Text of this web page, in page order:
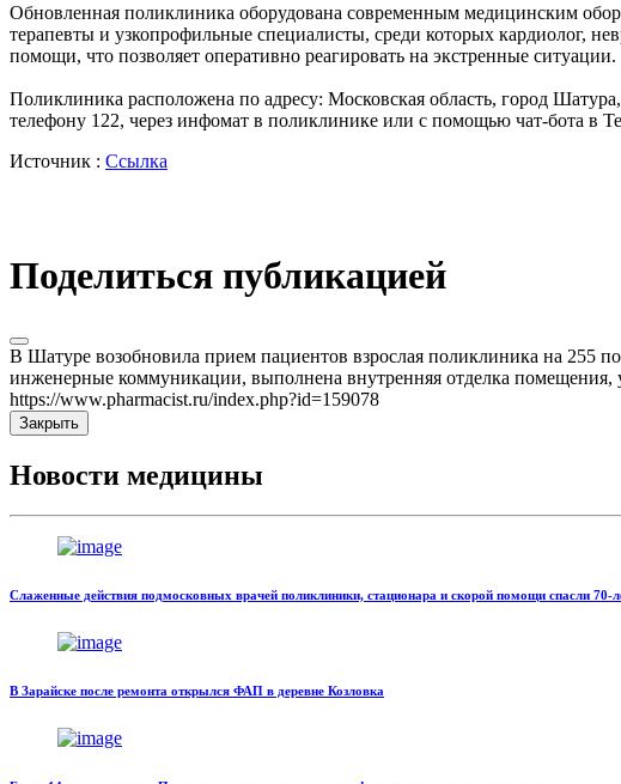
Обновленная поликлиника оборудована современным медицинским
терапевты и узкопрофильные специалисты, среди которых кардиолог,
помощи, что позволяет оперативно реагировать на экстренные ситуации.
Поликлиника расположена по адресу: Московская область, город
телефону 122, через инфомат в поликлинике или с помощью чат-бота в
Источник : Ссылка
Поделиться публикацией
В Шатуре возобновила прием пациентов взрослая поликлиника на 255
инженерные коммуникации, выполнена внутренняя отделка помещения,
https://www.pharmacist.ru/index.php?id=159078
Закрыть
Новости медицины
Слаженные действия подмосковных врачей поликлиники, стационара и скорой помощи спасли 70-
В Зарайске после ремонта открылся ФАП в деревне Козловка